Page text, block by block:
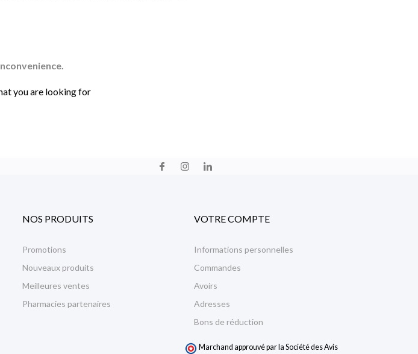
you are looking for
NOS PRODUITS
Promotions
Nouveaux produits
Meilleures ventes
Pharmacies partenaires
VOTRE COMPTE
Informations personnelles
Commandes
Avoirs
Adresses
Bons de réduction
Marchand approuvé par la Société des Avis